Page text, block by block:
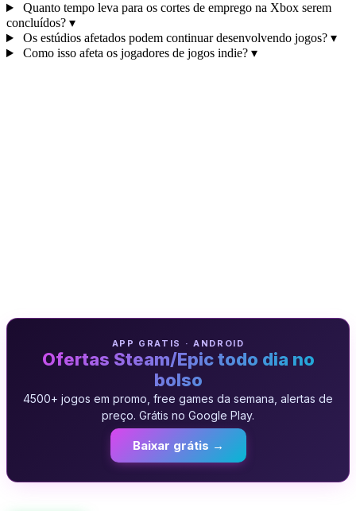
Quanto tempo leva para os cortes de emprego na Xbox serem
concluídos? ▾
Os estúdios afetados podem continuar desenvolvendo jogos? ▾
Como isso afeta os jogadores de jogos indie? ▾
APP GRATIS · ANDROID
Ofertas Steam/Epic todo dia no
bolso
4500+ jogos em promo, free games da semana, alertas de
preço. Grátis no Google Play.
Baixar grátis →